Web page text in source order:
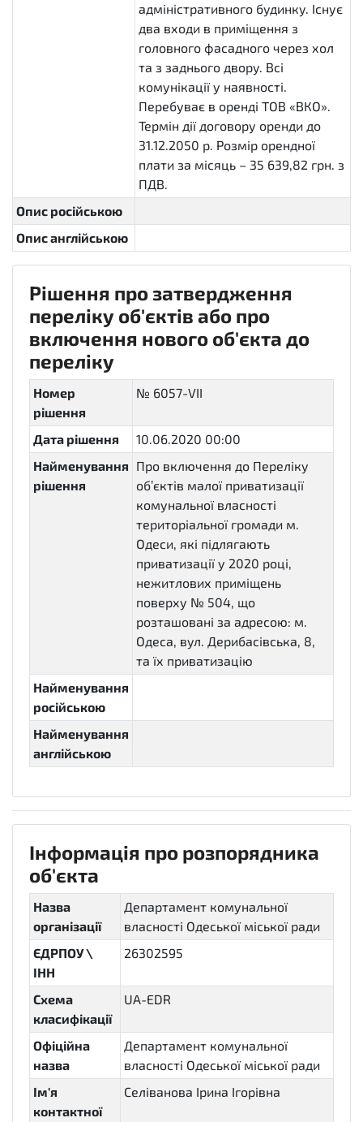
адміністративного будинку. Існує
два входи в приміщення з
головного фасадного через хол
та з заднього двору. Всі
комунікації у наявності.
Перебуває в оренді ТОВ «ВКО».
Термін дії договору оренди до
31.12.2050 р. Розмір орендної
плати за місяць – 35 639,82 грн. з
ПДВ.
Опис російською
Опис англійською
Рішення про затвердження
переліку об'єктів або про
включення нового об'єкта до
переліку
Номер
рішення
№ 6057-VII
Дата рішення
10.06.2020 00:00
Найменування
рішення
Про включення до Переліку
об’єктів малої приватизації
комунальної власності
територіальної громади м.
Одеси, які підлягають
приватизації у 2020 році,
нежитлових приміщень
поверху № 504, що
розташовані за адресою: м.
Одеса, вул. Дерибасівська, 8,
та їх приватизацію
Найменування
російською
Найменування
англійською
Інформація про розпорядника
об'єкта
Назва
організації
Департамент комунальної
власності Одеської міської ради
ЄДРПОУ \
ІНН
26302595
Схема
класифікації
UA-EDR
Офіційна
назва
Департамент комунальної
власності Одеської міської ради
Ім'я
контактної
Селіванова Ірина Ігорівна